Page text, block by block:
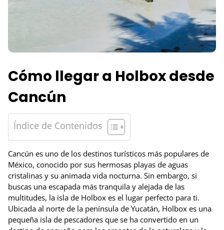
Cómo llegar a Holbox desde
Cancún
Índice de Contenidos
Cancún es uno de los destinos turísticos más populares de
México, conocido por sus hermosas playas de aguas
cristalinas y su animada vida nocturna. Sin embargo, si
buscas una escapada más tranquila y alejada de las
multitudes, la isla de Holbox es el lugar perfecto para ti.
Ubicada al norte de la península de Yucatán, Holbox es una
pequeña isla de pescadores que se ha convertido en un